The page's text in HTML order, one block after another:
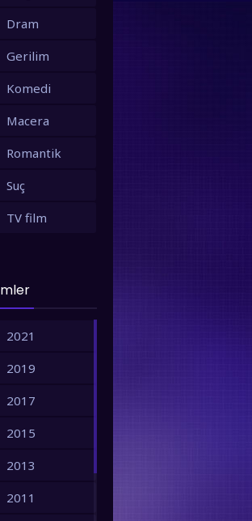
Dram
Gerilim
Komedi
Macera
Romantik
Suç
TV film
2021
2019
2017
2015
2013
2011